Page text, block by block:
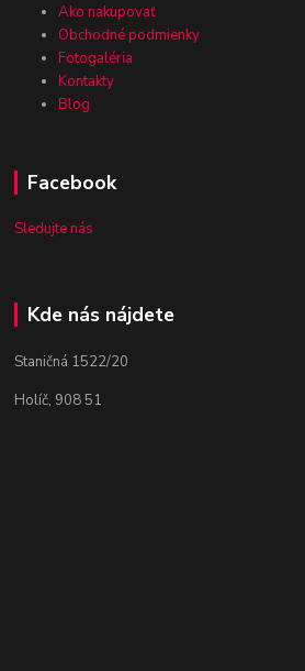
Ako nakupovať
Obchodné podmienky
Fotogaléria
Kontakty
Blog
Facebook
Sledujte nás
Kde nás nájdete
Staničná 1522/20
Holíč, 908 51